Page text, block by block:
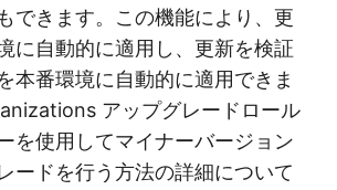
できます。この機能により、更
に自動的に適用し、更新を検証
本番環境に自動的に適用できま
アップグレードロール
を使用してマイナーバージョン
ードを行う方法の詳細について